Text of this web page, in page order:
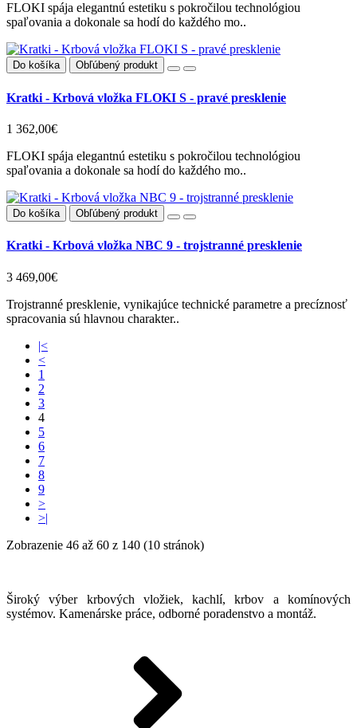
FLOKI spája elegantnú estetiku s pokročilou technológiou
spaľovania a dokonale sa hodí do každého mo..
Do košíka Obľúbený produkt
Kratki - Krbová vložka FLOKI S - pravé presklenie
1 362,00€
FLOKI spája elegantnú estetiku s pokročilou technológiou
spaľovania a dokonale sa hodí do každého mo..
Do košíka Obľúbený produkt
Kratki - Krbová vložka NBC 9 - trojstranné presklenie
3 469,00€
Trojstranné presklenie, vynikajúce technické parametre a precíznosť
spracovania sú hlavnou charakter..
|<
<
1
2
3
4
5
6
7
8
9
>
>|
Zobrazenie 46 až 60 z 140 (10 stránok)
Široký výber krbových vložiek, kachlí, krbov a komínových
systémov. Kamenárske práce, odborné poradenstvo a montáž.